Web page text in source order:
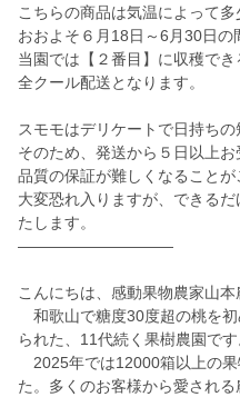
こちらの商品は気温によって
おおよそ６月18日～6月30日の
当園では【２番目】に収穫でき
全クール配送となります。
スモモはデリケートで日持ちの
そのため、発送から５日以上お
品質の保証が難しくなることが
大変恐れ入りますが、できる
たします。
——————————
こんにちは、感動果物農家山本
和歌山で糖度30度超の桃を
られた、11代続く果樹農園です
2025年では12000箱以上の果
た。多くのお客様から愛され